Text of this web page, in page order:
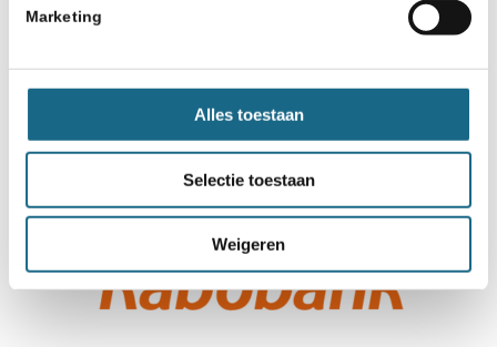
Marketing
Alles toestaan
Selectie toestaan
Weigeren